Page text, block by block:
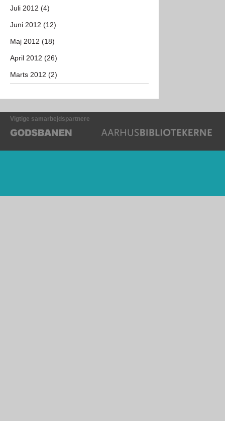
Juli 2012 (4)
Juni 2012 (12)
Maj 2012 (18)
April 2012 (26)
Marts 2012 (2)
Vigtige samarbejdspartnere